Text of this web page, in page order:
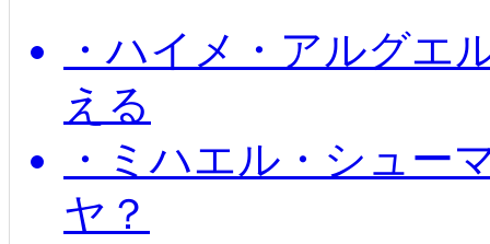
・ハイメ・アルグエ
える
・ミハエル・シュー
ヤ？